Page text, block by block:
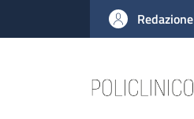
al contenuto principale
to footer content
Redazione